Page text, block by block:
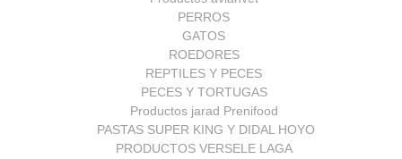
PERROS
GATOS
ROEDORES
REPTILES Y PECES
PECES Y TORTUGAS
Productos jarad Prenifood
PASTAS SUPER KING Y DIDAL HOYO
PRODUCTOS VERSELE LAGA